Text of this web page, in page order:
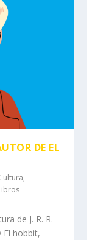
DE EL
,
de J. R. R.
El hobbit,